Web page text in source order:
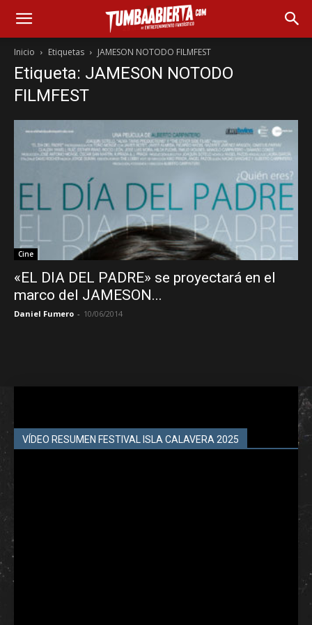
Inicio Etiquetas JAMESON NOTODO FILMFEST
Etiqueta: JAMESON NOTODO
FILMFEST
Cine
«EL DIA DEL PADRE» se proyectará en el
marco del JAMESON...
Daniel Fumero - 10/06/2014
VÍDEO RESUMEN FESTIVAL ISLA CALAVERA 2025